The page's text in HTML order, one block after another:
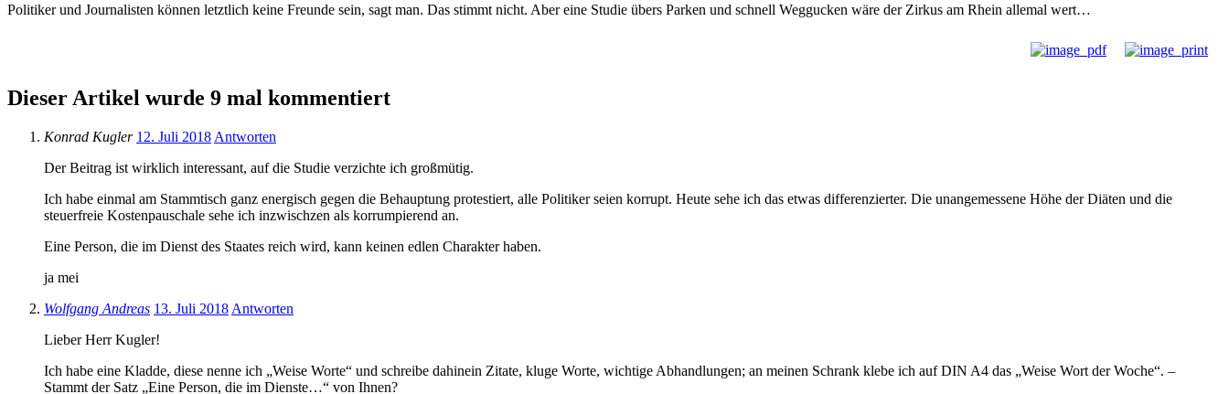
Politiker und Journalisten können letztlich keine Freunde sein, sagt man. Das stimmt nicht. Aber eine Studie übers Parken und schnell Weggucken wäre der Zirkus am Rhein allemal wert…
Dieser Artikel wurde 9 mal kommentiert
Konrad Kugler 12. Juli 2018 Antworten
Der Beitrag ist wirklich interessant, auf die Studie verzichte ich großmütig.
Ich habe einmal am Stammtisch ganz energisch gegen die Behauptung protestiert, alle Politiker seien korrupt. Heute sehe ich das etwas differenzierter. Die unangemessene Höhe der Diäten und die
steuerfreie Kostenpauschale sehe ich inzwischzen als korrumpierend an.
Eine Person, die im Dienst des Staates reich wird, kann keinen edlen Charakter haben.
ja mei
Wolfgang Andreas 13. Juli 2018 Antworten
Lieber Herr Kugler!
Ich habe eine Kladde, diese nenne ich „Weise Worte“ und schreibe dahinein Zitate, kluge Worte, wichtige Abhandlungen; an meinen Schrank klebe ich auf DIN A4 das „Weise Wort der Woche“. –
Stammt der Satz „Eine Person, die im Dienste…“ von Ihnen?